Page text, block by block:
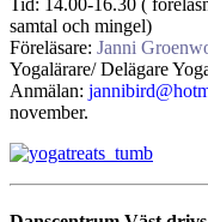
samtal och mingel)
Föreläsare: Janni
Yogalärare/ Delägare
Anmälan:
november.